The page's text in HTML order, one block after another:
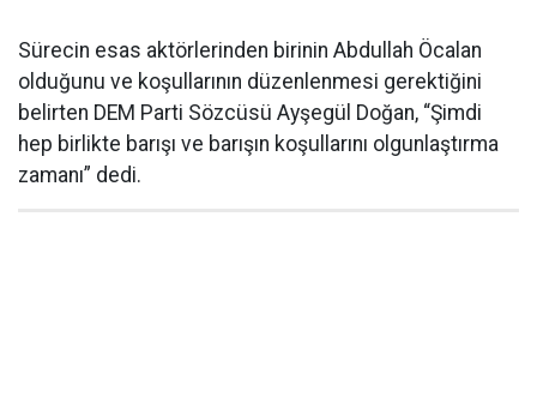
Sürecin esas aktörlerinden birinin Abdullah Öcalan
olduğunu ve koşullarının düzenlenmesi gerektiğini
belirten DEM Parti Sözcüsü Ayşegül Doğan, “Şimdi
hep birlikte barışı ve barışın koşullarını olgunlaştırma
zamanı” dedi.